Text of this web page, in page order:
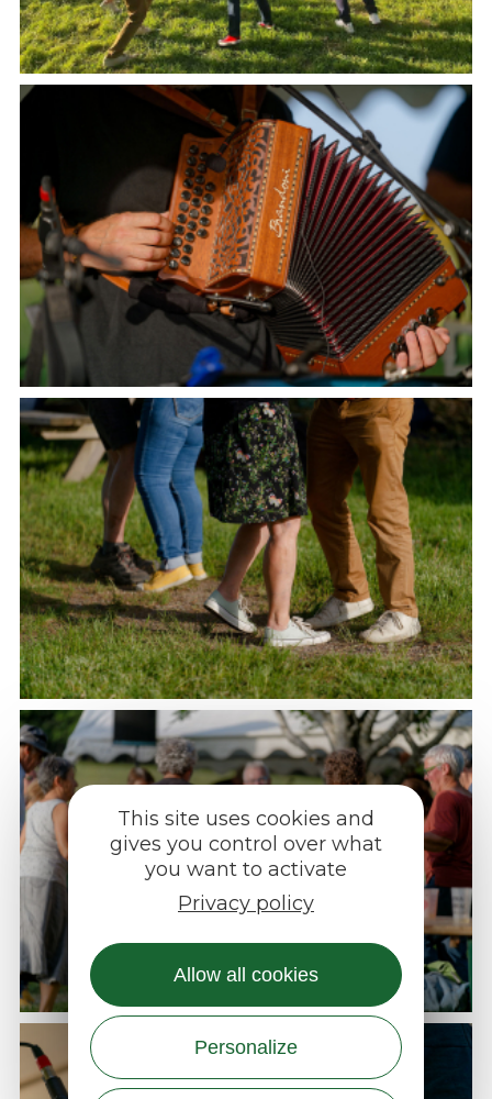
This site uses cookies and
gives you control over what
you want to activate
Privacy policy
Allow all cookies
Personalize